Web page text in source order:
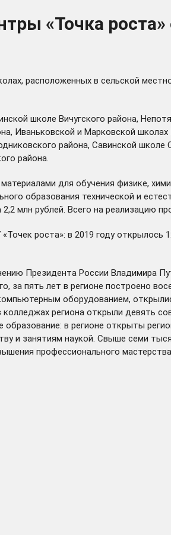
«Точка
расположенных в сельской
школе Вичугского района,
Иваньковской и Марковской
района, Савинской школе
района.
для обучения физике,
образования технической и
млн рублей. Всего на реализацию
роста»: в 2019 году открылось
Президента России Владимира
за пять лет в регионе построено
оборудованием,
региона открыли девять
в регионе открыты
и занятиям наукой. Свыше семи
профессионального мастерства.